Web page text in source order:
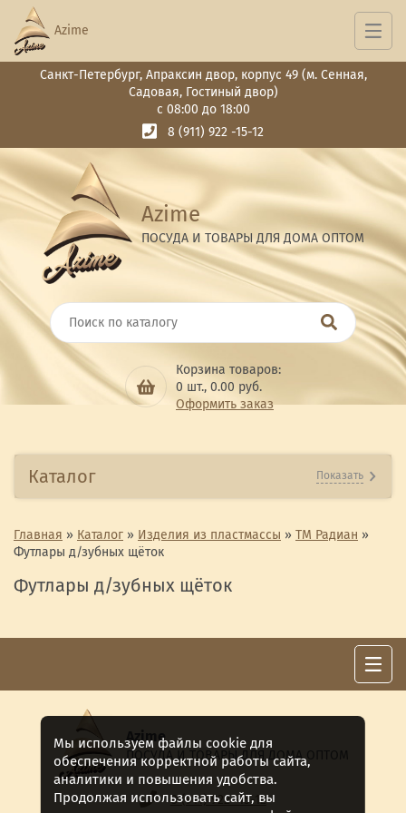
Санкт-Петербург, Апраксин двор, корпус 49 (м. Сенная,
Садовая, Гостиный двор)
с 08:00 до 18:00
8 (911) 922 -15-12
Azime
ПОСУДА И ТОВАРЫ ДЛЯ ДОМА ОПТОМ
Корзина товаров:
0 шт., 0.00 руб.
Оформить заказ
Azime
Каталог Показать
Главная » Каталог » Изделия из пластмассы » ТМ Радиан »
Футлары д/зубных щёток
Футлары д/зубных щёток
Azime
ПОСУДА И ТОВАРЫ ДЛЯ ДОМА ОПТОМ
8 (911) 922 -15-12
Мы используем файлы cookie для
обеспечения корректной работы сайта,
аналитики и повышения удобства.
Продолжая использовать сайт, вы